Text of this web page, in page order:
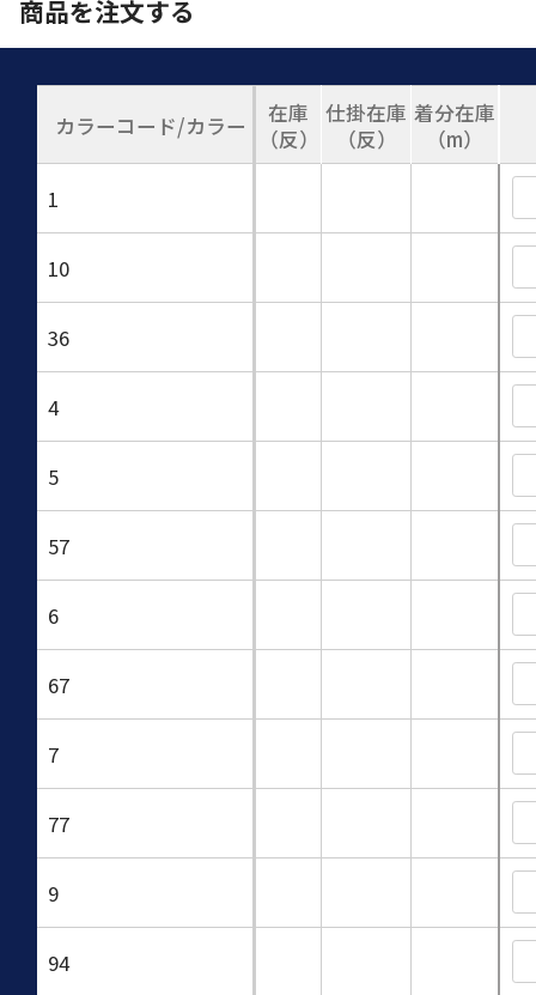
商品を注文する
カラーコード/カラー
在庫
（反）
仕掛在庫
（反）
着分在庫
（m）
1
10
36
4
5
57
6
67
7
77
9
94